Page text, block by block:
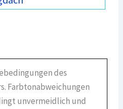
des
Farbtonabweichungen
unvermeidlich und